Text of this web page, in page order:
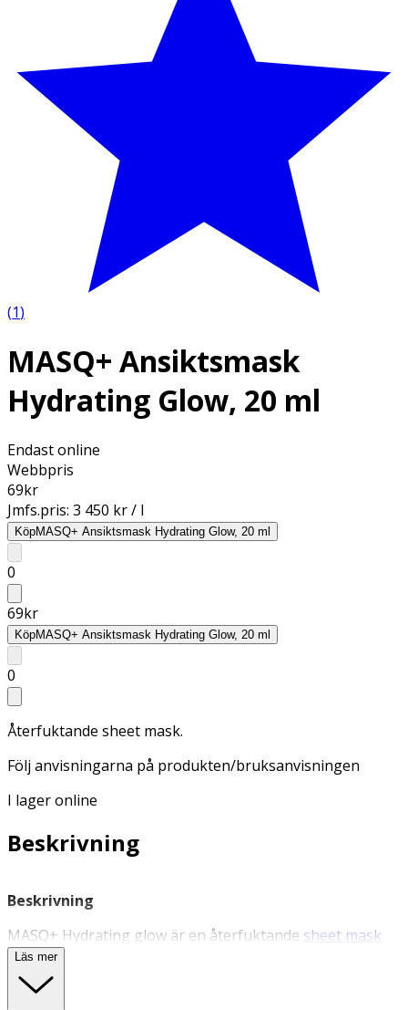
(1)
MASQ+ Ansiktsmask
Hydrating Glow, 20 ml
Endast online
Webbpris
69kr
Jmfs.pris: 3 450 kr / l
KöpMASQ+ Ansiktsmask Hydrating Glow, 20 ml
0
69kr
KöpMASQ+ Ansiktsmask Hydrating Glow, 20 ml
0
Återfuktande sheet mask.
Följ anvisningarna på produkten/bruksanvisningen
I lager online
Beskrivning
Beskrivning
MASQ+ Hydrating glow är en återfuktande sheet mask
som piggar upp torr och livlös hy, ger en fuktboost och
fin glow. Nominerad i Sthlm Beauty Week som bästa
sheet mask. Hydrating Glow är berikad med flera aktiva
Läs mer